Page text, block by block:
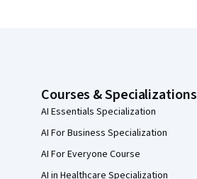
Courses & Specializations
AI Essentials Specialization
AI For Business Specialization
AI For Everyone Course
AI in Healthcare Specialization